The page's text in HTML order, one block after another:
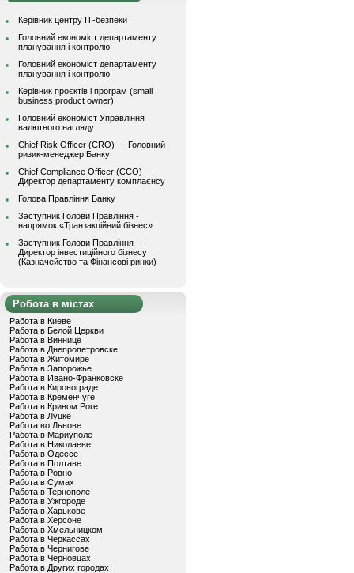
Керівник центру ІТ-безпеки
Головний економіст департаменту
планування і контролю
Головний економіст департаменту
планування і контролю
Керівник проєктів і програм (small
business product owner)
Головний економіст Управління
валютного нагляду
Chief Risk Officer (CRO) — Головний
ризик-менеджер Банку
Chief Compliance Officer (CCO) —
Директор департаменту комплаєнсу
Голова Правління Банку
Заступник Голови Правління -
напрямок «Транзакційний бізнес»
Заступник Голови Правління —
Директор інвестиційного бізнесу
(Казначейство та Фінансові ринки)
Робота в містах
Работа в Киеве
Работа в Белой Церкви
Работа в Виннице
Работа в Днепропетровске
Работа в Житомире
Работа в Запорожье
Работа в Ивано-Франковске
Работа в Кировограде
Работа в Кременчуге
Работа в Кривом Роге
Работа в Луцке
Работа во Львове
Работа в Мариуполе
Работа в Николаеве
Работа в Одессе
Работа в Полтаве
Работа в Ровно
Работа в Сумах
Работа в Тернополе
Работа в Ужгороде
Работа в Харькове
Работа в Херсоне
Работа в Хмельницком
Работа в Черкассах
Работа в Чернигове
Работа в Черновцах
Работа в Других городах